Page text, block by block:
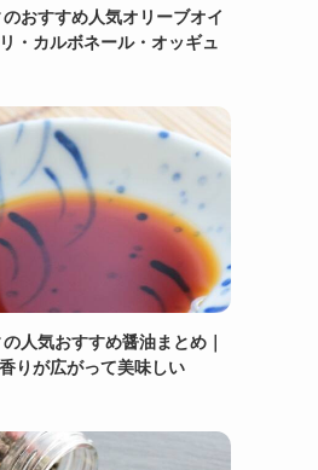
のおすすめ人気オリーブオイ
・カルボネール・オッギュ
人気おすすめ醤油まとめ｜
りが広がって美味しい